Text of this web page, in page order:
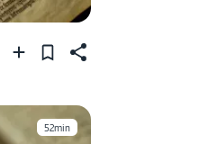
52min